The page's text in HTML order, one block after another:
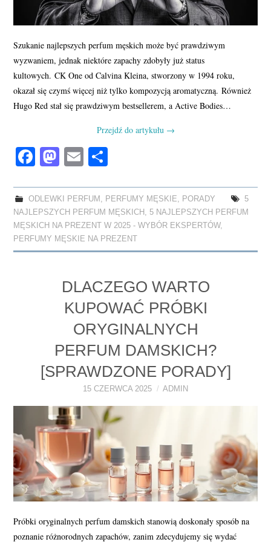
Szukanie najlepszych perfum męskich może być prawdziwym
wyzwaniem, jednak niektóre zapachy zdobyły już status
kultowych. CK One od Calvina Kleina, stworzony w 1994 roku,
okazał się czymś więcej niż tylko kompozycją aromatyczną. Również
Hugo Red stał się prawdziwym bestsellerem, a Active Bodies…
Przejdź do artykułu →
Fa
bo
ok
M
to
do
n
E
ailre
ODLEWKI PERFUM , PERFUMY MĘSKIE, PORADY
5
NAJLEPSZYCH PERFUM MĘSKICH , 5 NAJLEPSZYCH PERFUM
MĘSKICH NA PREZENT W 2025 - WYBÓR EKSPERTÓW,
PERFUMY MĘSKIE NA PREZENT
DLACZEGO WARTO
KUPOWAĆ PRÓBKI
ORYGINALNYCH
PERFUM DAMSKICH?
[SPRAWDZONE PORADY]
15 CZERWCA 2025 ADMIN
Próbki oryginalnych perfum damskich stanowią doskonały sposób na
poznanie różnorodnych zapachów, zanim zdecydujemy się wydać